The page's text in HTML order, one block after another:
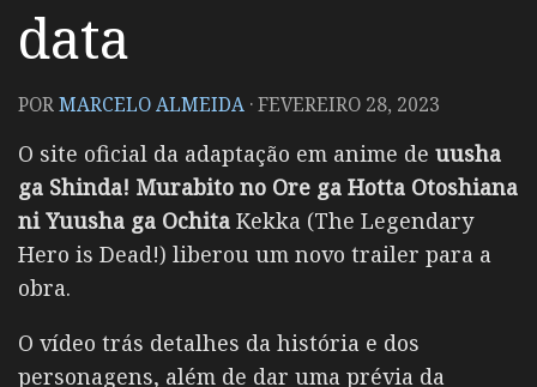
data
PORMARCELO ALMEIDA ·FEVEREIRO 28, 2023
O site oficial da adaptação em anime de uusha
ga Shinda! Murabito no Ore ga Hotta Otoshiana
ni Yuusha ga Ochita Kekka (The Legendary
Hero is Dead!) liberou um novo trailer para a
obra.
O vídeo trás detalhes da história e dos
personagens, além de dar uma prévia da